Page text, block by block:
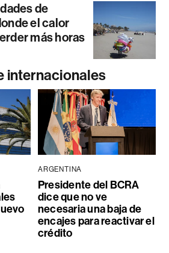
de
el calor
más horas
internacionales
ARGENTINA
Presidente del BCRA
dice que no ve
necesaria una baja de
encajes para reactivar el
crédito